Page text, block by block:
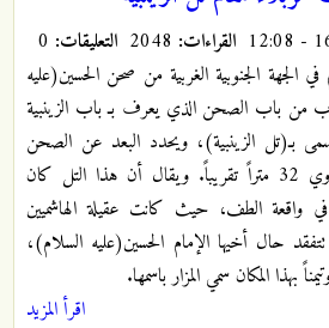
القراءات: التعليقات:
في الجهة الجنوبية الغربية من صحن الحسين(عليه
من باب الصحن الذي يعرف بـ باب الزينبية
بـ(تل الزينبية)، ويحدد البعد عن الصحن
الشريف بـ 150 قدم ويساوي 32 متراً تقريباً. ويقال أن هذا التل كان
واقعة الطف، حيث كانت عقيلة الهاشميين
حال أخيها الإمام الحسين(عليه السلام)،
بهذا المكان سمي المزار باسمها.
اقرأ المزيد